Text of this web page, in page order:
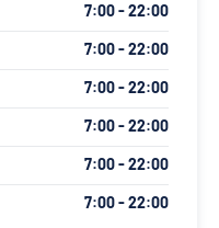
7:00 - 22:00
7:00 - 22:00
7:00 - 22:00
7:00 - 22:00
7:00 - 22:00
7:00 - 22:00